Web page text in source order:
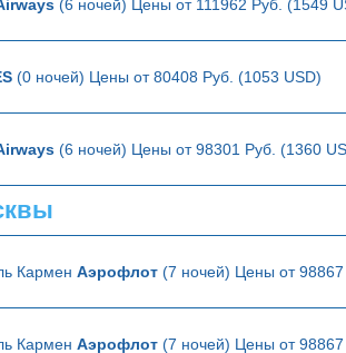
(6 ночей) Цены от 111962 Руб. (1549
(0 ночей) Цены от 80408 Руб. (1053 USD)
(6 ночей) Цены от 98301 Руб. (1360
Кармен Аэрофлот (7 ночей) Цены от
Кармен Аэрофлот (7 ночей) Цены от